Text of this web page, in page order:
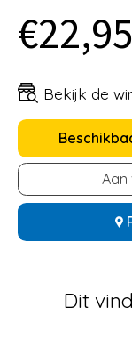
€22,95
Bekijk de
Aan
Dit